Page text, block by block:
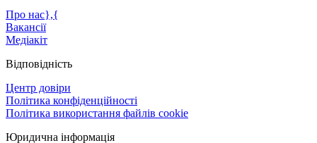
Про нас},{
Вакансії
Медіакіт
Відповідність
Центр довіри
Політика конфіденційності
Політика використання файлів cookie
Юридична інформація